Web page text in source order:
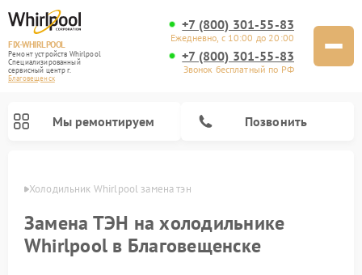
FIX-WHIRLPOOL
Ремонт устройств Whirlpool
Специализированный
cервисный центр г.
Благовещенск
+7 (800) 301-55-83
Ежедневно, с 10:00 до 20:00
+7 (800) 301-55-83
Звонок бесплатный по РФ
Мы ремонтируем Позвонить
Холодильник Whirlpool замена тэн
Замена ТЭН на холодильнике
Whirlpool в Благовещенске